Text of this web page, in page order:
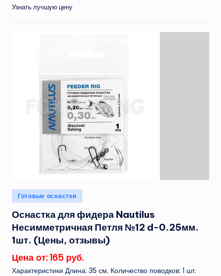
Узнать лучшую цену
Опубликовано
в
Готовые оснастки
Оснастка для фидера Nautilus
Несимметричная Петля №12 d-0.25мм.
1шт. (Цены, отзывы)
Цена от: 165 руб.
Характеристики Длина: 35 см. Количество поводков: 1 шт.